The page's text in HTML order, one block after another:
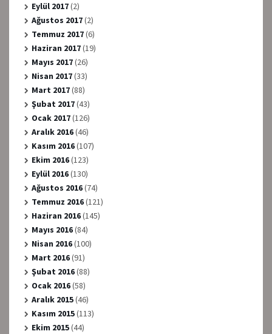
Eylül 2017(2)
Ağustos 2017(2)
Temmuz 2017(6)
Haziran 2017(19)
Mayıs 2017(26)
Nisan 2017(33)
Mart 2017(88)
Şubat 2017(43)
Ocak 2017(126)
Aralık 2016(46)
Kasım 2016(107)
Ekim 2016(123)
Eylül 2016(130)
Ağustos 2016(74)
Temmuz 2016(121)
Haziran 2016(145)
Mayıs 2016(84)
Nisan 2016(100)
Mart 2016(91)
Şubat 2016(88)
Ocak 2016(58)
Aralık 2015(46)
Kasım 2015(113)
Ekim 2015(44)